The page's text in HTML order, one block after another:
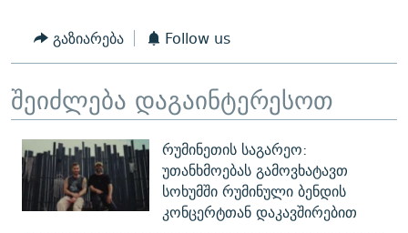
გაზიარება Follow us
შეიძლება დაგაინტერესოთ
რუმინეთის საგარეო:
უთანხმოებას გამოვხატავთ
სოხუმში რუმინული ბენდის
კონცერტთან დაკავშირებით